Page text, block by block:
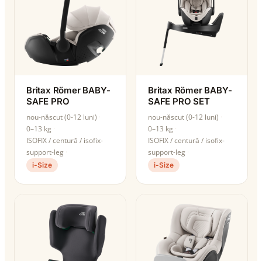
Britax Römer BABY-
SAFE PRO
nou-născut (0-12 luni)
0–13 kg
ISOFIX / centură / isofix-
support-leg
i-Size
Britax Römer BABY-
SAFE PRO SET
nou-născut (0-12 luni)
0–13 kg
ISOFIX / centură / isofix-
support-leg
i-Size